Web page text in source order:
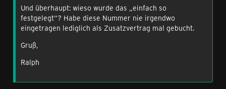
Und überhaupt: wieso wurde das „einfach so
festgelegt“? Habe diese Nummer nie irgendwo
eingetragen lediglich als Zusatzvertrag mal gebucht.
Gruß,
Ralph